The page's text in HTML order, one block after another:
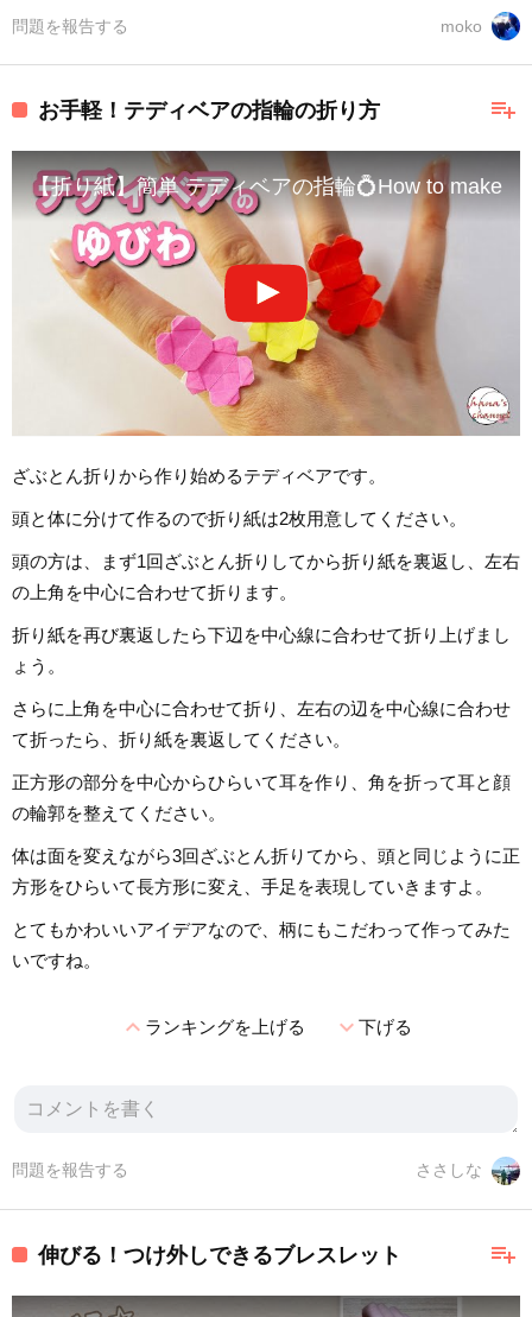
moko
問題を報告する
playlist_add
お手軽！テディベアの指輪の折り方
【折り紙】簡単 テディベアの指輪💍How to make
ざぶとん折りから作り始めるテディベアです。
頭と体に分けて作るので折り紙は2枚用意してください。
頭の方は、まず1回ざぶとん折りしてから折り紙を裏返し、左右
の上角を中心に合わせて折ります。
折り紙を再び裏返したら下辺を中心線に合わせて折り上げまし
ょう。
さらに上角を中心に合わせて折り、左右の辺を中心線に合わせ
て折ったら、折り紙を裏返してください。
正方形の部分を中心からひらいて耳を作り、角を折って耳と顔
の輪郭を整えてください。
体は面を変えながら3回ざぶとん折りてから、頭と同じように正
方形をひらいて長方形に変え、手足を表現していきますよ。
とてもかわいいアイデアなので、柄にもこだわって作ってみた
いですね。
expand_lessランキングを上げる expand_more下げる
ささしな
問題を報告する
playlist_add
伸びる！つけ外しできるブレスレット